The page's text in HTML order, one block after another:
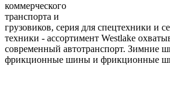
коммерческого
транспорта и
грузовиков, серия для спецтехники и
техники - ассортимент Westlake
современный автотранспорт. Зимние
фрикционные шины и фрикционные